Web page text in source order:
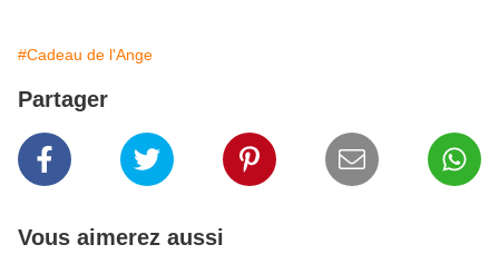
#Cadeau de l'Ange
Partager
Vous aimerez aussi